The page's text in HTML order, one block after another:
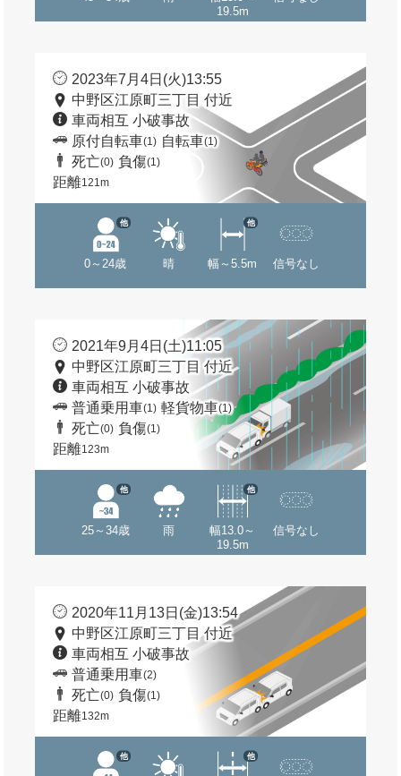
19.5m
2023年7月4日(火)13:55
中野区江原町三丁目 付近
車両相互 小破事故
原付自転車(1) 自転車(1)
死亡(0) 負傷(1)
距離121m
0～24歳
他
晴 幅～5.5m
他
信号なし
2021年9月4日(土)11:05
中野区江原町三丁目 付近
車両相互 小破事故
普通乗用車(1) 軽貨物車(1)
死亡(0) 負傷(1)
距離123m
25～34歳
他
雨
幅13.0～
19.5m
他
信号なし
2020年11月13日(金)13:54
中野区江原町三丁目 付近
車両相互 小破事故
普通乗用車(2)
死亡(0) 負傷(1)
距離132m
他 他